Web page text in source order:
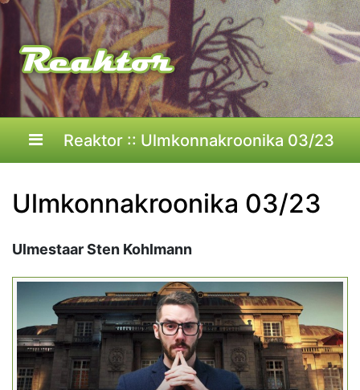
Reaktor :: Ulmkonnakroonika 03/23
Ulmkonnakroonika 03/23
Ulmestaar Sten Kohlmann